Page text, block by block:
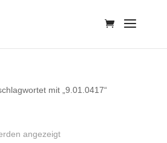
mit „9.01.0417“
angezeigt